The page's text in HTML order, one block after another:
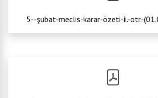
5--şubat-meclis-karar-özeti-ii.-otr.-